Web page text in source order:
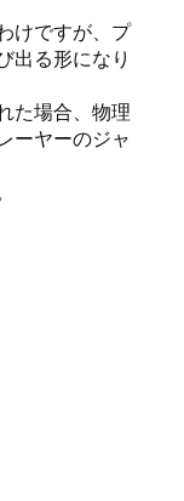
けですが、プ
出る形になり
た場合、物理
ーヤーのジャ